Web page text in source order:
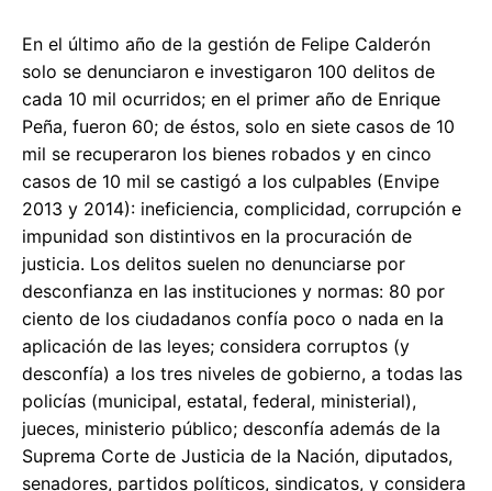
En el último año de la gestión de Felipe Calderón
solo se denunciaron e investigaron 100 delitos de
cada 10 mil ocurridos; en el primer año de Enrique
Peña, fueron 60; de éstos, solo en siete casos de 10
mil se recuperaron los bienes robados y en cinco
casos de 10 mil se castigó a los culpables (Envipe
2013 y 2014): ineficiencia, complicidad, corrupción e
impunidad son distintivos en la procuración de
justicia. Los delitos suelen no denunciarse por
desconfianza en las instituciones y normas: 80 por
ciento de los ciudadanos confía poco o nada en la
aplicación de las leyes; considera corruptos (y
desconfía) a los tres niveles de gobierno, a todas las
policías (municipal, estatal, federal, ministerial),
jueces, ministerio público; desconfía además de la
Suprema Corte de Justicia de la Nación, diputados,
senadores, partidos políticos, sindicatos, y considera